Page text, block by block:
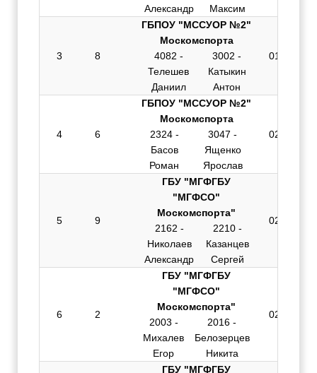
Александр
Максим
3 8
ГБПОУ "МССУОР №2"
Москомспорта
4082 -
Телешев
Даниил
3002 -
Катыкин
Антон
01:58.694
4 6
ГБПОУ "МССУОР №2"
Москомспорта
2324 -
Басов
Роман
3047 -
Ященко
Ярослав
02:02.892
5 9
ГБУ "МГФГБУ
"МГФСО"
Москомспорта"
2162 -
Николаев
Александр
2210 -
Казанцев
Сергей
02:04.036
6 2
ГБУ "МГФГБУ
"МГФСО"
Москомспорта"
2003 -
Михалев
Егор
2016 -
Белозерцев
Никита
02:05.279
ГБУ "МГФГБУ